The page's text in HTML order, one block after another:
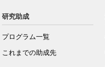
研究助成
プログラム一覧
これまでの助成先